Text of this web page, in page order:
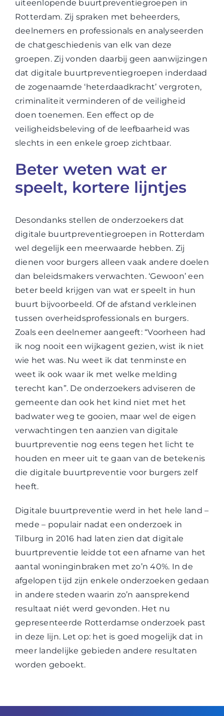
uiteenlopende buurtpreventiegroepen in
Rotterdam. Zij spraken met beheerders,
deelnemers en professionals en analyseerden
de chatgeschiedenis van elk van deze
groepen. Zij vonden daarbij geen aanwijzingen
dat digitale buurtpreventiegroepen inderdaad
de zogenaamde ‘heterdaadkracht’ vergroten,
criminaliteit verminderen of de veiligheid
doen toenemen. Een effect op de
veiligheidsbeleving of de leefbaarheid was
slechts in een enkele groep zichtbaar.
Beter weten wat er
speelt, kortere lijntjes
Desondanks stellen de onderzoekers dat
digitale buurtpreventiegroepen in Rotterdam
wel degelijk een meerwaarde hebben. Zij
dienen voor burgers alleen vaak andere doelen
dan beleidsmakers verwachten. ‘Gewoon’ een
beter beeld krijgen van wat er speelt in hun
buurt bijvoorbeeld. Of de afstand verkleinen
tussen overheidsprofessionals en burgers.
Zoals een deelnemer aangeeft: “Voorheen had
ik nog nooit een wijkagent gezien, wist ik niet
wie het was. Nu weet ik dat tenminste en
weet ik ook waar ik met welke melding
terecht kan”. De onderzoekers adviseren de
gemeente dan ook het kind niet met het
badwater weg te gooien, maar wel de eigen
verwachtingen ten aanzien van digitale
buurtpreventie nog eens tegen het licht te
houden en meer uit te gaan van de betekenis
die digitale buurtpreventie voor burgers zelf
heeft.
Digitale buurtpreventie werd in het hele land –
mede – populair nadat een onderzoek in
Tilburg in 2016 had laten zien dat digitale
buurtpreventie leidde tot een afname van het
aantal woninginbraken met zo’n 40%. In de
afgelopen tijd zijn enkele onderzoeken gedaan
in andere steden waarin zo’n aansprekend
resultaat niét werd gevonden. Het nu
gepresenteerde Rotterdamse onderzoek past
in deze lijn. Let op: het is goed mogelijk dat in
meer landelijke gebieden andere resultaten
worden geboekt.